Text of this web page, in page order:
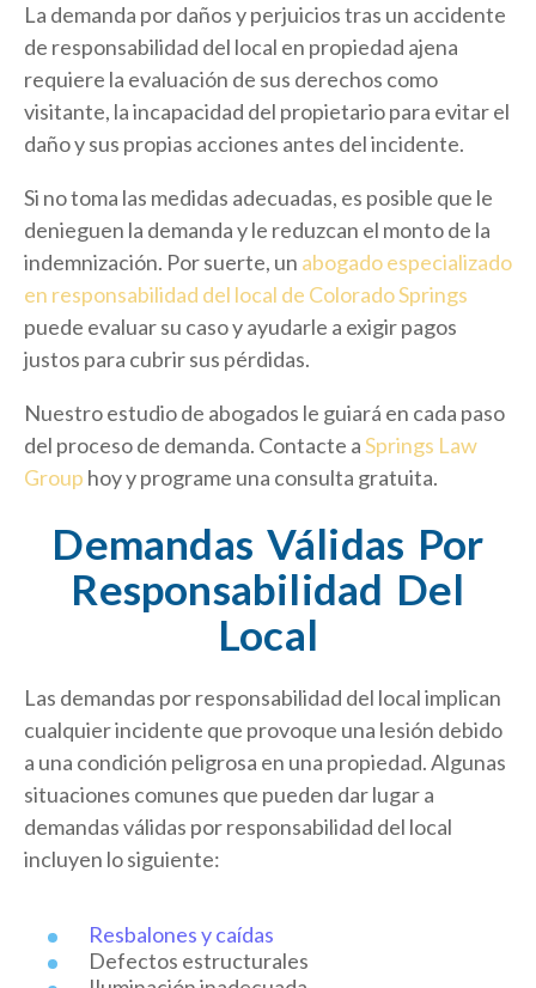
La demanda por daños y perjuicios tras un accidente
de responsabilidad del local en propiedad ajena
requiere la evaluación de sus derechos como
visitante, la incapacidad del propietario para evitar el
daño y sus propias acciones antes del incidente.
Si no toma las medidas adecuadas, es posible que le
denieguen la demanda y le reduzcan el monto de la
indemnización. Por suerte, un abogado especializado
en responsabilidad del local de Colorado Springs
puede evaluar su caso y ayudarle a exigir pagos
justos para cubrir sus pérdidas.
Nuestro estudio de abogados le guiará en cada paso
del proceso de demanda. Contacte aSprings Law
Group hoy y programe una consulta gratuita.
Demandas Válidas Por
Responsabilidad Del
Local
Las demandas por responsabilidad del local implican
cualquier incidente que provoque una lesión debido
a una condición peligrosa en una propiedad. Algunas
situaciones comunes que pueden dar lugar a
demandas válidas por responsabilidad del local
incluyen lo siguiente:
Resbalones y caídas
Defectos estructurales